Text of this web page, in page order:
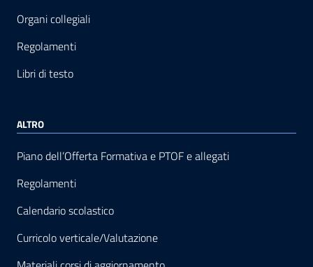
Organi collegiali
Regolamenti
Libri di testo
ALTRO
Piano dell’Offerta Formativa e PTOF e allegati
Regolamenti
Calendario scolastico
Curricolo verticale/Valutazione